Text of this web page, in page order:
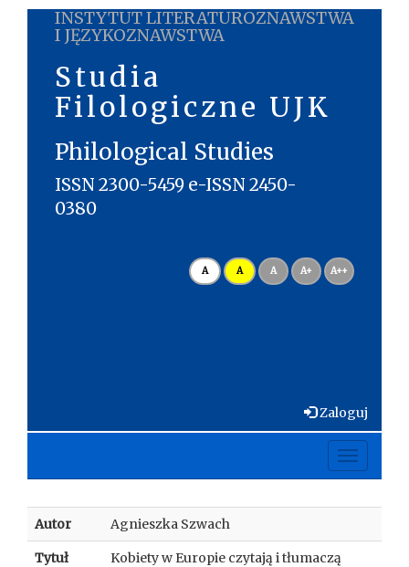
INSTYTUT LITERATUROZNAWSTWA
I JĘZYKOZNAWSTWA
Studia
Filologiczne UJK
Philological Studies
ISSN 2300-5459 e-ISSN 2450-
0380
A A A A+ A++
Zaloguj
Toggle
Autor Agnieszka Szwach
Tytuł
Kobiety w Europie czytają i tłumaczą